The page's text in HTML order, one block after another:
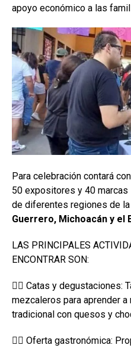
apoyo económico a las
Para celebración contará
50 expositores y 40
de diferentes regiones de la
Guerrero, Michoacán y el
LAS PRINCIPALES
ENCONTRAR SON:
 Catas y degustaciones:
mezcaleros para aprender
tradicional con quesos y
 Oferta gastronómica: